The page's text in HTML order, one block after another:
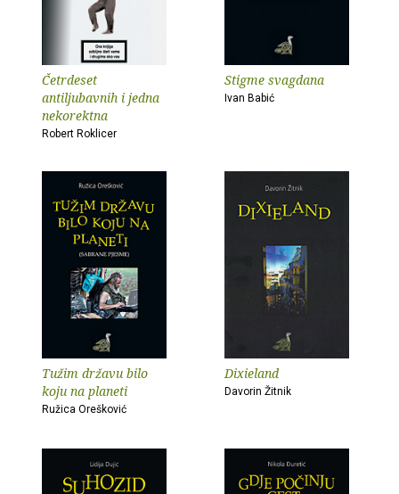
Četrdeset
antiljubavnih i jedna
nekorektna
Robert Roklicer
Stigme svagdana
Ivan Babić
Tužim državu bilo
koju na planeti
Ružica Orešković
Dixieland
Davorin Žitnik